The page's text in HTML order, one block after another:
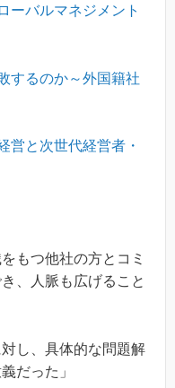
ーバルマネジメント
するのか～外国籍社
営と次世代経営者・
もつ他社の方とコミ
、人脈も広げること
し、具体的な問題解
だった」